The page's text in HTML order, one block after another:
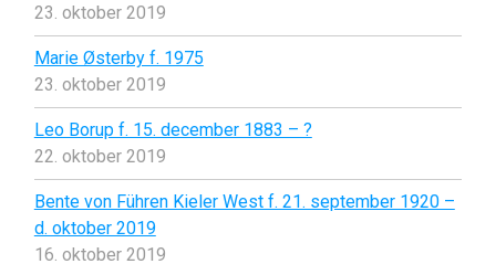
23. oktober 2019
Marie Østerby f. 1975
23. oktober 2019
Leo Borup f. 15. december 1883 – ?
22. oktober 2019
Bente von Führen Kieler West f. 21. september 1920 –
d. oktober 2019
16. oktober 2019